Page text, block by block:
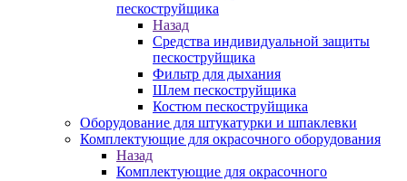
пескоструйщика
Назад
Средства индивидуальной защиты
пескоструйщика
Фильтр для дыхания
Шлем пескоструйщика
Костюм пескоструйщика
Оборудование для штукатурки и шпаклевки
Комплектующие для окрасочного оборудования
Назад
Комплектующие для окрасочного